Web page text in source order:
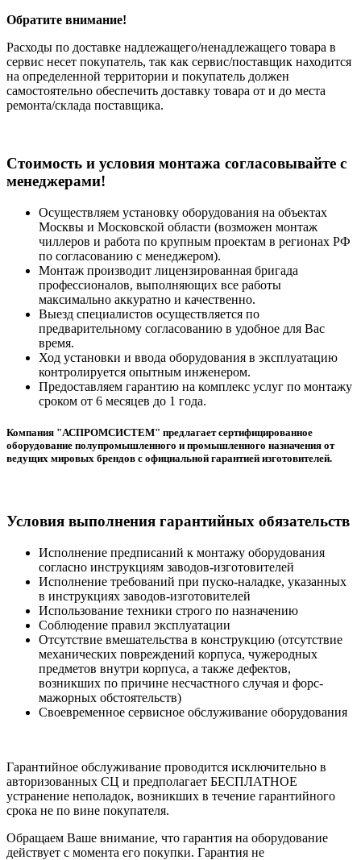
Обратите внимание!
Расходы по доставке надлежащего/ненадлежащего товара в
сервис несет покупатель, так как сервис/поставщик находится
на определенной территории и покупатель должен
самостоятельно обеспечить доставку товара от и до места
ремонта/склада поставщика.
Cтоимость и условия монтажа согласовывайте с
менеджерами!
Осуществляем установку оборудования на объектах
Москвы и Московской области (возможен монтаж
чиллеров и работа по крупным проектам в регионах РФ
по согласованию с менеджером).
Монтаж производит лицензированная бригада
профессионалов, выполняющих все работы
максимально аккуратно и качественно.
Выезд специалистов осуществляется по
предварительному согласованию в удобное для Вас
время.
Ход установки и ввода оборудования в эксплуатацию
контролируется опытным инженером.
Предоставляем гарантию на комплекс услуг по монтажу
сроком от 6 месяцев до 1 года.
Компания "АСПРОМСИСТЕМ" предлагает сертифицированное
оборудование полупромышленного и промышленного назначения от
ведущих мировых брендов с официальной гарантией изготовителей.
Условия выполнения гарантийных обязательств
Исполнение предписаний к монтажу оборудования
согласно инструкциям заводов-изготовителей
Исполнение требований при пуско-наладке, указанных
в инструкциях заводов-изготовителей
Использование техники строго по назначению
Соблюдение правил эксплуатации
Отсутствие вмешательства в конструкцию (отсутствие
механических повреждений корпуса, чужеродных
предметов внутри корпуса, а также дефектов,
возникших по причине несчастного случая и форс-
мажорных обстоятельств)
Своевременное сервисное обслуживание оборудования
Гарантийное обслуживание проводится исключительно в
авторизованных СЦ и предполагает БЕСПЛАТНОЕ
устранение неполадок, возникших в течение гарантийного
срока не по вине покупателя.
Обращаем Ваше внимание, что гарантия на оборудование
действует с момента его покупки. Гарантия не